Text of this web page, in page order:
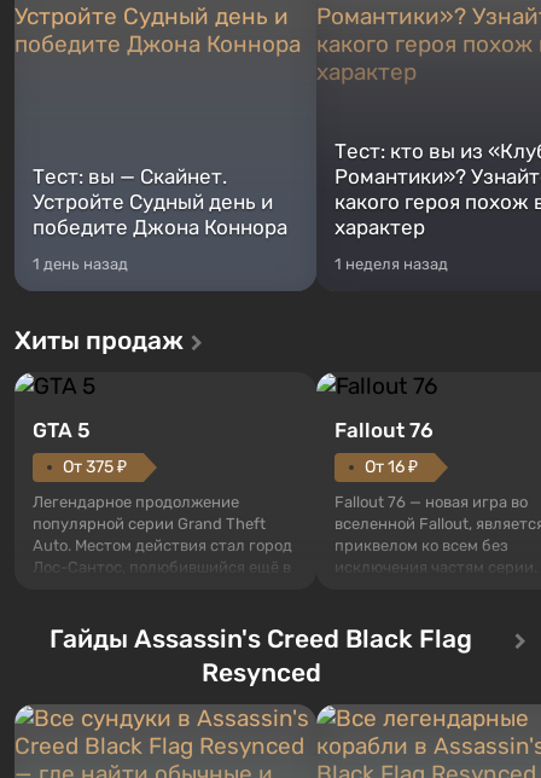
Тест: вы — Скайнет.
Устройте Судный день и
победите Джона Коннора
1 день назад
Тест: кто вы из
Романтики»?
какого героя похож
характер
1 неделя назад
Хиты продаж
GTA 5
От 375 ₽
Легендарное продолжение
популярной серии Grand Theft
Auto. Местом действия стал город
Лос-Сантос, полюбившийся ещё в
сразу трех персонажей: Майкла,
Тревора и Франклина, между
Жанр и...
Fallout 76
От 16 ₽
Fallout 76 — новая игра во
вселенной Fallout,
приквелом ко всем без
исключения частям серии.
Оно же, по задумке
Vault-Tec, должно
Место действия Fallout...
Гайды Assassin's Creed Black Flag
Resynced